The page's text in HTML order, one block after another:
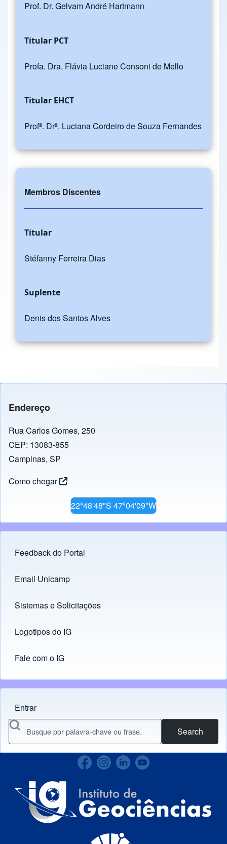
Prof. Dr. Gelvam André Hartmann
Titular PCT
Profa. Dra. Flávia Luciane Consoni de Mello
Titular EHCT
Profª. Drª. Luciana Cordeiro de Souza Fernandes
Membros Discentes
Titular
Stéfanny Ferreira Dias
Suplente
Denis dos Santos Alves
Endereço
Rua Carlos Gomes, 250
CEP: 13083-855
Campinas, SP
Como chegar
22º48'48"S 47º04'09"W
Footer menu
Feedback do Portal
Links
Email Unicamp
(opens in new tab)
Sistemas e Solicitações
(opens in new tab)
Logotipos do IG
(opens in new tab)
Fale com o IG
Menu do usuário
Entrar
Search